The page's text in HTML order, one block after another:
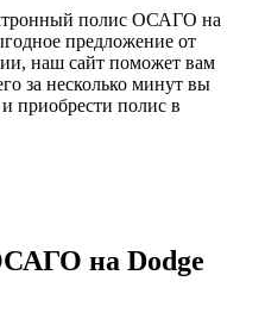
полис ОСАГО на
предложение от
наш сайт поможет вам
за несколько минут вы
приобрести полис в
на Dodge